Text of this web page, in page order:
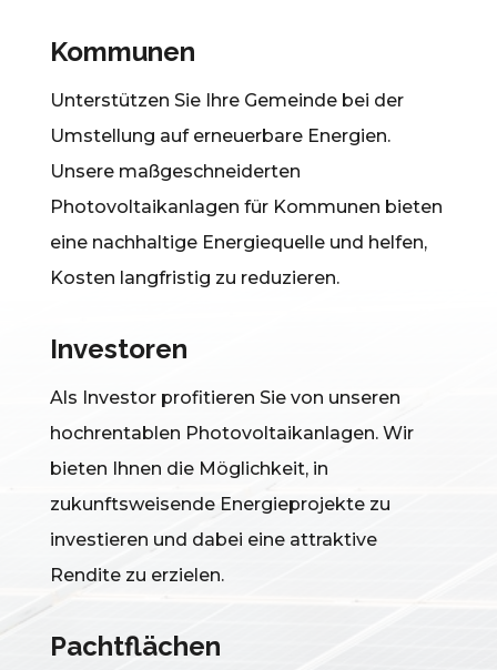
Kommunen
Unterstützen Sie Ihre Gemeinde bei der
Umstellung auf erneuerbare Energien.
Unsere maßgeschneiderten
Photovoltaikanlagen für Kommunen bieten
eine nachhaltige Energiequelle und helfen,
Kosten langfristig zu reduzieren.
Investoren
Als Investor profitieren Sie von unseren
hochrentablen Photovoltaikanlagen. Wir
bieten Ihnen die Möglichkeit, in
zukunftsweisende Energieprojekte zu
investieren und dabei eine attraktive
Rendite zu erzielen.
Pachtflächen